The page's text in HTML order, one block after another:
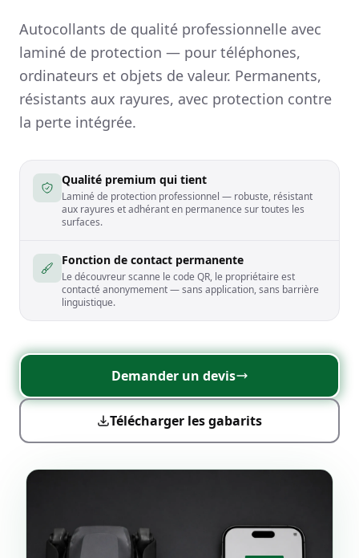
Autocollants de qualité professionnelle avec
laminé de protection — pour téléphones,
ordinateurs et objets de valeur. Permanents,
résistants aux rayures, avec protection contre
la perte intégrée.
Qualité premium qui tient
Laminé de protection professionnel — robuste, résistant
aux rayures et adhérant en permanence sur toutes les
surfaces.
Fonction de contact permanente
Le découvreur scanne le code QR, le propriétaire est
contacté anonymement — sans application, sans barrière
linguistique.
Demander un devis
Télécharger les gabarits